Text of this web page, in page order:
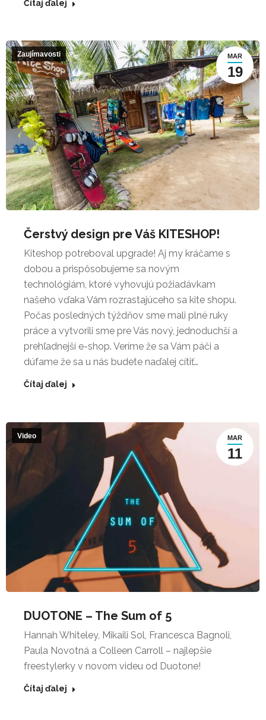
Čítaj ďalej
MAR
19
Zaujímavosti
Čerstvý design pre Váš KITESHOP!
Kiteshop potreboval upgrade! Aj my kráčame s
dobou a prispôsobujeme sa novým
technológiám, ktoré vyhovujú požiadávkam
našeho vďaka Vám rozrastajúceho sa kite shopu.
Počas posledných týždňov sme mali plné ruky
práce a vytvorili sme pre Vás nový, jednoduchší a
prehľadnejší e-shop. Veríme že sa Vám páči a
dúfame že sa u nás budete naďalej cítiť…
Čítaj ďalej
MAR
11
Video
DUOTONE – The Sum of 5
Hannah Whiteley, Mikaili Sol, Francesca Bagnoli,
Paula Novotná a Colleen Carroll – najlepšie
freestylerky v novom videu od Duotone!
Čítaj ďalej